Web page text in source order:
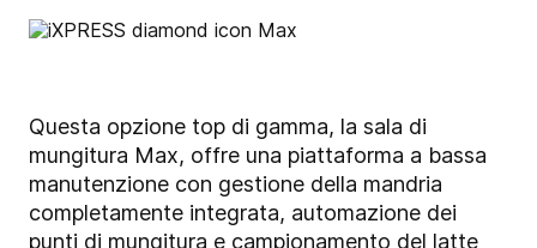
Questa opzione top di gamma, la sala di
mungitura Max, offre una piattaforma a bassa
manutenzione con gestione della mandria
completamente integrata, automazione dei
punti di mungitura e campionamento del latte